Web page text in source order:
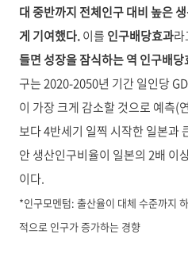
대 중반까지 전체인구 대비 높은
게 기여했다.이를 인구배당효과
들면 성장을 잠식하는 역 인구배
구는 2020-2050년 기간 일인당
이 가장 크게 감소할 것으로 예측(
보다 4반세기 일찍 시작한 일본과
안 생산인구비율이 일본의 2배 이
이다.
*인구모멘텀: 출산율이 대체 수준까지
적으로 인구가 증가하는 경향